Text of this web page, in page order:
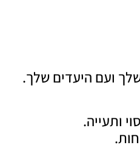
ועם היעדים שלך.
ותעייה.